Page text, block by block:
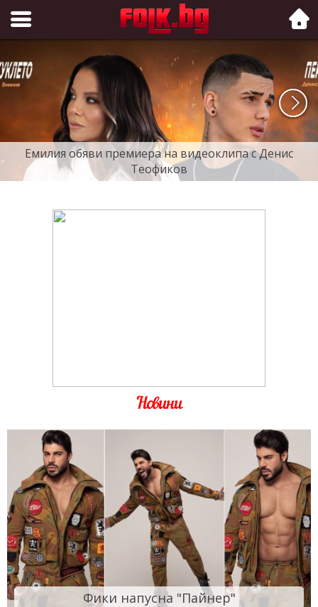
Folk.bg
Емилия обяви премиера на видеоклипа с Денис
Теофиков
Новини
Фики напусна "Пайнер"